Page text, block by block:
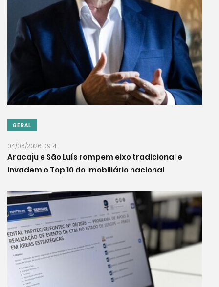
GERAL
04/06/2026 09:14
Aracaju e São Luís rompem eixo tradicional e
invadem o Top 10 do imobiliário nacional